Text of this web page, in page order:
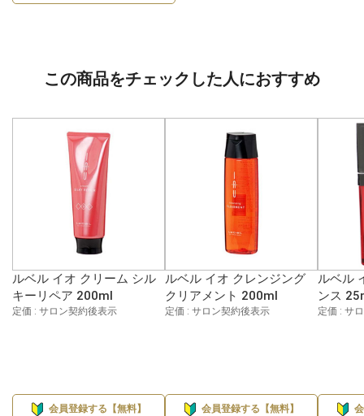
この商品をチェックした人におすすめ
ルベル イオ クリーム シル
キーリペア 200ml
定価 : サロン契約後表示
会員登録する【無料】
ルベル イオ クレンジング
クリアメント 200ml
定価 : サロン契約後表示
会員登録する【無料】
ルベル
ンス
定価 : サ